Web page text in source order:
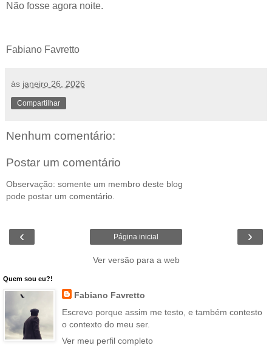
Não fosse agora noite.
Fabiano Favretto
às janeiro 26, 2026
Compartilhar
Nenhum comentário:
Postar um comentário
Observação: somente um membro deste blog
pode postar um comentário.
‹ ›
Página inicial
Ver versão para a web
Quem sou eu?!
Fabiano Favretto
Escrevo porque assim me testo, e também contesto
o contexto do meu ser.
Ver meu perfil completo